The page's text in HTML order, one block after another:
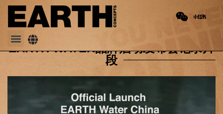
PREVIOUS
Mark Rutte饮用EARTH Water
EARTH WATER品牌启动发布会记录片
段